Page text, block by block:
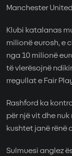
Manchester
Klubi katalanas
milionë eurosh, e
nga 10 milionë
të vlerësojnë
rregullat e Fair
Rashford ka
për një vit dhe
kushtet janë rënë
Sulmuesi anglez